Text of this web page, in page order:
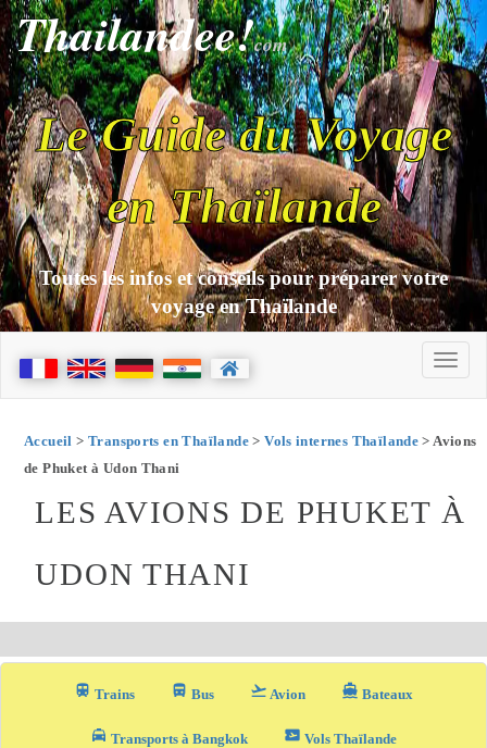
Thailandee!com
Le Guide du Voyage
en Thaïlande
Toutes les infos et conseils pour préparer votre
voyage en Thaïlande
Accueil > Transports en Thaïlande>Vols internes Thaïlande > Avions
de Phuket à Udon Thani
LES AVIONS DE PHUKET À
UDON THANI
train Trains directions_bus_filled Bus flight_takeoff Avion directions_boat Bateaux
local_taxi Transports à Bangkok airplane_ticket Vols Thaïlande